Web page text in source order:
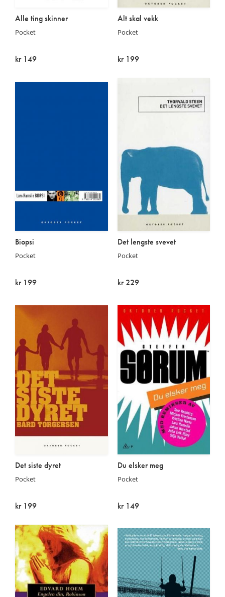
Alle ting skinner
Pocket
kr 149
Alt skal vekk
Pocket
kr 199
Biopsi
Pocket
kr 199
Det lengste svevet
Pocket
kr 229
Det siste dyret
Pocket
kr 199
Du elsker meg
Pocket
kr 149